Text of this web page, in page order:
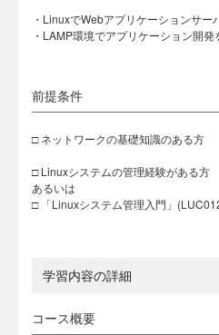
・LinuxでWebアプリケーションサ
・LAMP環境でアプリケーション開発
前提条件
□ ネットワークの基礎知識のある方
□ Linuxシステムの管理経験がある方
あるいは
□ 「Linuxシステム管理入門」
学習内容の詳細
コース概要